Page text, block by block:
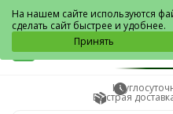
Лосино-Петровский
Быстрая
На нашем сайте используются
сделать сайт быстрее и удобнее.
Принять